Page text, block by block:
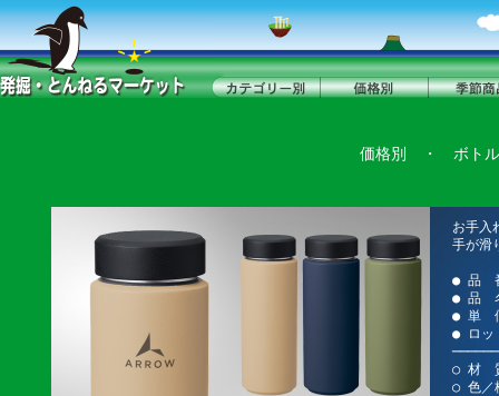
価格別 ・ ボトル
お手入
手が滑
● 品
● 品
● 単
● ロッ
○ 材
○ 色／